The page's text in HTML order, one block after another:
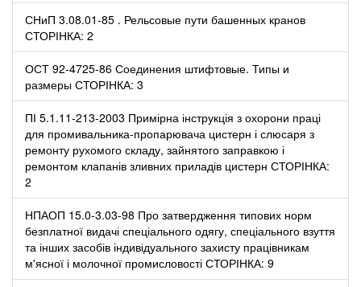
СНиП 3.08.01-85 . Рельсовые пути башенных кранов
СТОРІНКА: 2
ОСТ 92-4725-86 Соединения штифтовые. Типы и
размеры СТОРІНКА: 3
ПІ 5.1.11-213-2003 Примірна інструкція з охорони праці
для промивальника-пропарювача цистерн і слюсаря з
ремонту рухомого складу, зайнятого заправкою і
ремонтом клапанів зливних приладів цистерн СТОРІНКА:
2
НПАОП 15.0-3.03-98 Про затвердження типових норм
безплатної видачі спеціального одягу, спеціального взуття
та інших засобів індивідуального захисту працівникам
м'ясної і молочної промисловості СТОРІНКА: 9